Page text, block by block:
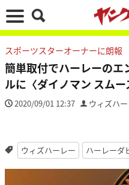
スポーツスターオーナーに朗報
簡単取付でハーレーのエ
ルに〈ダイノマン スムー
2020/09/01 12:37 ウィズハ
ウィズハーレー ハーレーダ